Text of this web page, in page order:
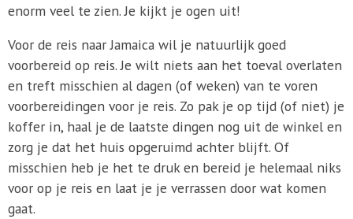
enorm veel te zien. Je kijkt je ogen uit!
Voor de reis naar Jamaica wil je natuurlijk goed
voorbereid op reis. Je wilt niets aan het toeval overlaten
en treft misschien al dagen (of weken) van te voren
voorbereidingen voor je reis. Zo pak je op tijd (of niet) je
koffer in, haal je de laatste dingen nog uit de winkel en
zorg je dat het huis opgeruimd achter blijft. Of
misschien heb je het te druk en bereid je helemaal niks
voor op je reis en laat je je verrassen door wat komen
gaat.